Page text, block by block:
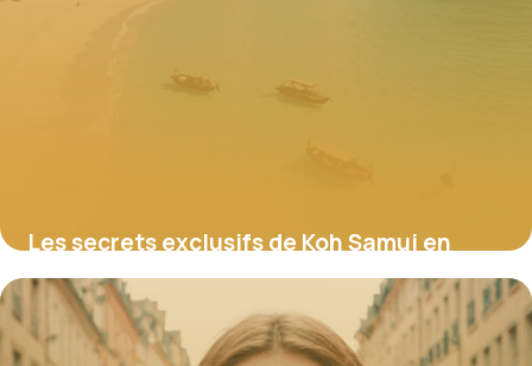
Les secrets exclusifs de Koh Samui en
2025 : découvrez l’île thaïlandaise qui
révolutionne le voyage grâce à ses plages
secrètes, ses expériences durables et ses